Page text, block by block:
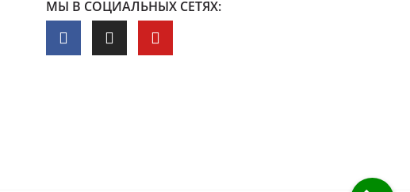
МЫ В СОЦИАЛЬНЫХ СЕТЯХ: